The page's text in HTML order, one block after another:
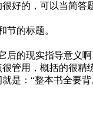
好的，可以当简答
节的标题。
的现实指导意义
管用，概括的很
是：“整本书全要背